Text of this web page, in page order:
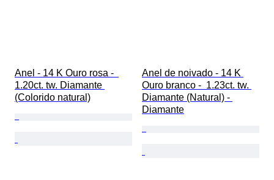
Anel - 14 K Ouro rosa -
1.20ct. tw. Diamante
(Colorido natural)
Anel de noivado - 14 K
Ouro branco -  1.23ct. tw.
Diamante (Natural) -
Diamante